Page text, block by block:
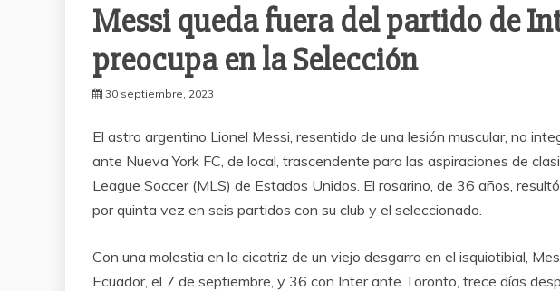
Messi queda fuera del partido de
preocupa en la Selección
30 septiembre, 2023
El astro argentino Lionel Messi, resentido de una lesión muscular, no
ante Nueva York FC, de local, trascendente para las aspiraciones de
League Soccer (MLS) de Estados Unidos. El rosarino, de 36 años,
por quinta vez en seis partidos con su club y el seleccionado.
Con una molestia en la cicatriz de un viejo desgarro en el isquiotibial,
Ecuador, el 7 de septiembre, y 36 con Inter ante Toronto, trece días